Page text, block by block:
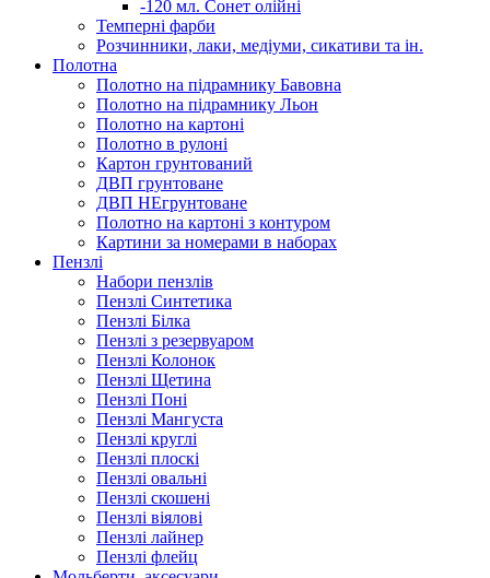
-120 мл. Сонет олійні
Темперні фарби
Розчинники, лаки, медіуми, сикативи та ін.
Полотна
Полотно на підрамнику Бавовна
Полотно на підрамнику Льон
Полотно на картоні
Полотно в рулоні
Картон грунтований
ДВП грунтоване
ДВП НЕгрунтоване
Полотно на картоні з контуром
Картини за номерами в наборах
Пензлі
Набори пензлів
Пензлі Синтетика
Пензлі Білка
Пензлі з резервуаром
Пензлі Колонок
Пензлі Щетина
Пензлі Поні
Пензлі Мангуста
Пензлі круглі
Пензлі плоскі
Пензлі овальні
Пензлі скошені
Пензлі віялові
Пензлі лайнер
Пензлі флейц